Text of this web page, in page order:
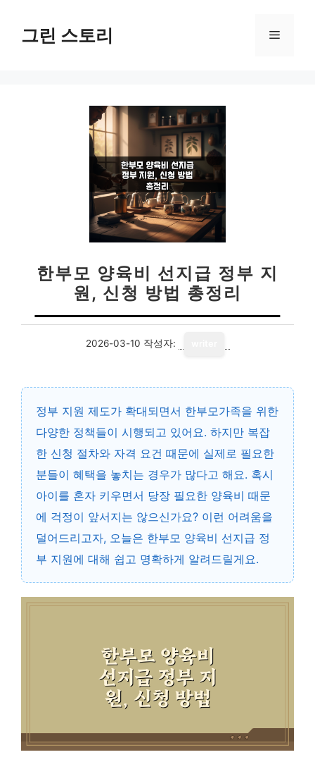
그린 스토리 메
한부모 양육비 선지급 정부 지
원, 신청 방법 총정리
2026-03-10 작성자:
정부 지원 제도가 확대되면서 한부모가족을 위한
다양한 정책들이 시행되고 있어요. 하지만 복잡
한 신청 절차와 자격 요건 때문에 실제로 필요한
분들이 혜택을 놓치는 경우가 많다고 해요. 혹시
아이를 혼자 키우면서 당장 필요한 양육비 때문
에 걱정이 앞서지는 않으신가요? 이런 어려움을
덜어드리고자, 오늘은 한부모 양육비 선지급 정
부 지원에 대해 쉽고 명확하게 알려드릴게요.